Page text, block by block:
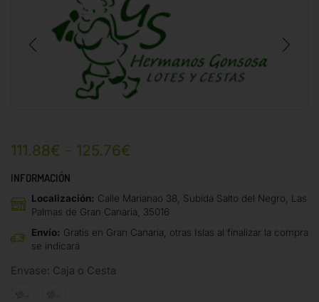
111.88€ - 125.76€
INFORMACIÓN
Localización: Calle Marianao 38, Subida Salto del Negro, Las
Palmas de Gran Canaria, 35016
Envío: Gratis en Gran Canaria, otras Islas al finalizar la compra
se indicará
Envase: Caja o Cesta